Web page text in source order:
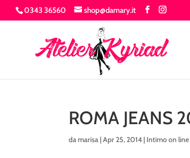
0343 36560 shop@damary.it
ROMA JEANS
damarisa |Apr 25, 2014 | Intimo on line